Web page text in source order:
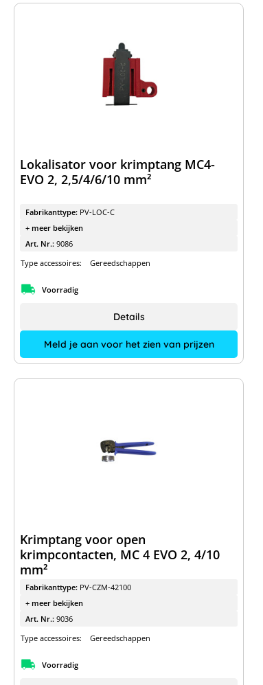
Lokalisator voor krimptang MC4-
EVO 2, 2,5/4/6/10 mm²
Fabrikanttype: PV-LOC-C
+ meer bekijken
Art. Nr.: 9086
Type accessoires:
Gereedschappen
Voorradig
Meld je aan voor het zien van prijzen
Details
Krimptang voor open
krimpcontacten, MC 4 EVO 2, 4/10
mm²
Fabrikanttype: PV-CZM-42100
+ meer bekijken
Art. Nr.: 9036
Type accessoires:
Gereedschappen
Voorradig